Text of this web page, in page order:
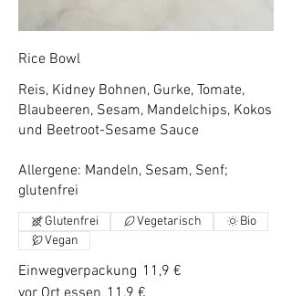
Rice Bowl
Reis, Kidney Bohnen, Gurke, Tomate,
Blaubeeren, Sesam, Mandelchips, Kokos
und Beetroot-Sesame Sauce
Allergene: Mandeln, Sesam, Senf;
glutenfrei
Einwegverpackung 11,9 €
Glutenfrei Vegetarisch
Bio
Vegan